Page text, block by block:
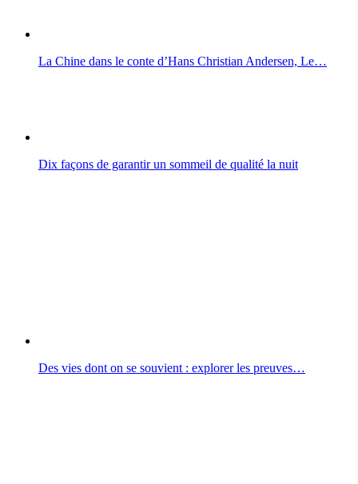
La Chine dans le conte d’Hans Christian Andersen, Le…
Dix façons de garantir un sommeil de qualité la nuit
Des vies dont on se souvient : explorer les preuves…